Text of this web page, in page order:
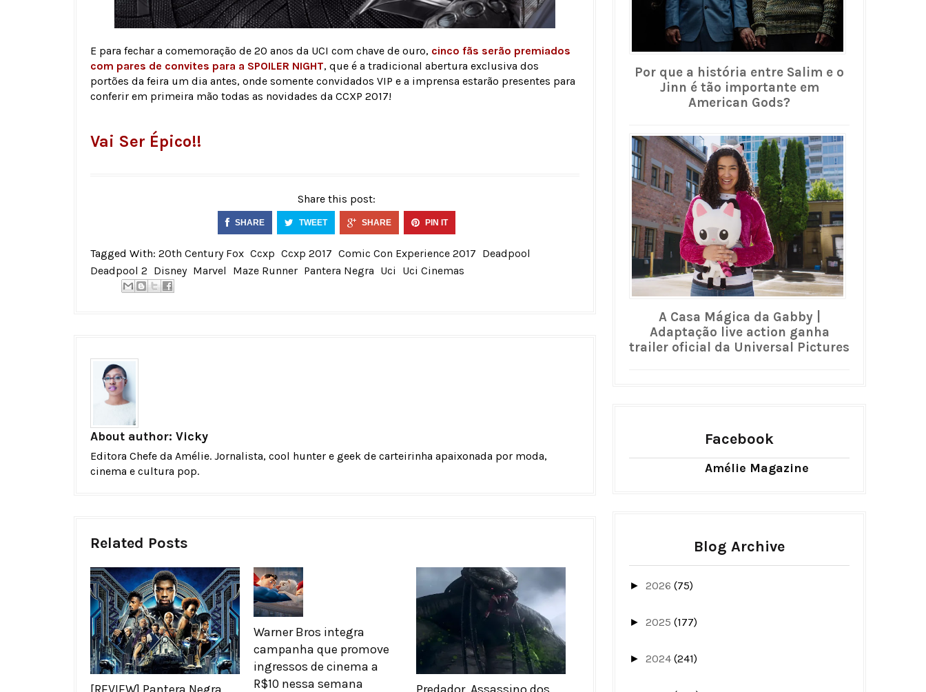
E para fechar a comemoração de 20 anos da UCI com chave de ouro, cinco fãs serão premiados
com pares de convites para a SPOILER NIGHT, que é a tradicional abertura exclusiva dos
portões da feira um dia antes, onde somente convidados VIP e a imprensa estarão presentes para
conferir em primeira mão todas as novidades da CCXP 2017!
Vai Ser Épico!!
Share this post:
SHARE TWEET SHARE PIN IT
Tagged With: 20th Century Fox Ccxp Ccxp 2017 Comic Con Experience 2017 Deadpool
Deadpool 2 Disney Marvel Maze Runner Pantera Negra Uci Uci Cinemas
About author: Vicky
Editora Chefe da Amélie. Jornalista, cool hunter e geek de carteirinha apaixonada por moda,
cinema e cultura pop.
Related Posts
[REVIEW] Pantera Negra
Warner Bros integra
campanha que promove
ingressos de cinema a
R$10 nessa semana
Predador, Assassino dos
Por que a história entre Salim e o
Jinn é tão importante em
American Gods?
A Casa Mágica da Gabby |
Adaptação live action ganha
trailer oficial da Universal Pictures
Facebook
Amélie Magazine
Blog Archive
► 2026 (75)
► 2025 (177)
► 2024 (241)